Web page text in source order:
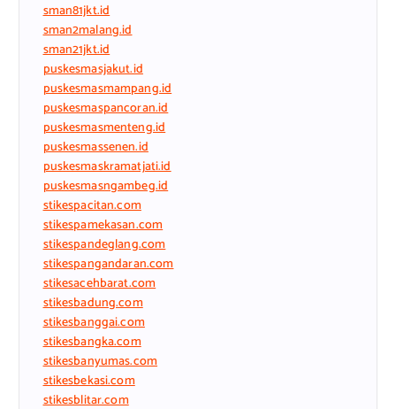
sman81jkt.id
sman2malang.id
sman21jkt.id
puskesmasjakut.id
puskesmasmampang.id
puskesmaspancoran.id
puskesmasmenteng.id
puskesmassenen.id
puskesmaskramatjati.id
puskesmasngambeg.id
stikespacitan.com
stikespamekasan.com
stikespandeglang.com
stikespangandaran.com
stikesacehbarat.com
stikesbadung.com
stikesbanggai.com
stikesbangka.com
stikesbanyumas.com
stikesbekasi.com
stikesblitar.com